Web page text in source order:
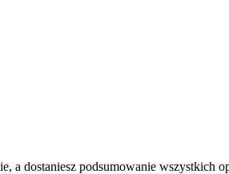
a dostaniesz podsumowanie wszystkich